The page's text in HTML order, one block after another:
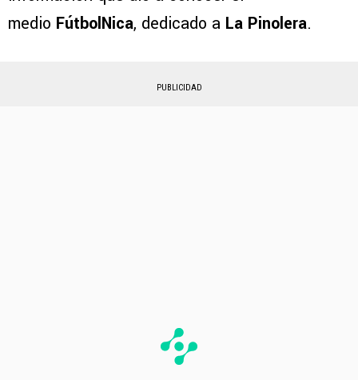
medio FútbolNica, dedicado a La Pinolera.
PUBLICIDAD